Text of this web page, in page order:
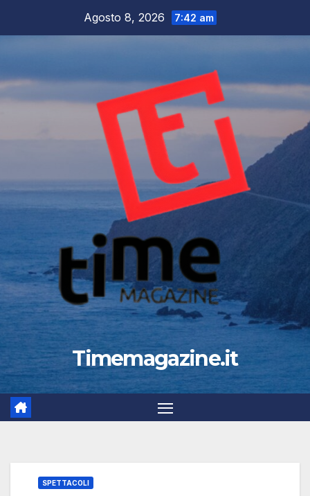
Agosto 8, 2026 7:42 am
Timemagazine.it
SPETTACOLI